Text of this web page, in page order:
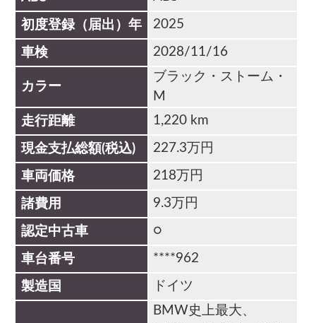
初度登録（届出）年 2025
車検 2028/11/16
カラー
ブラック・ストーム・
M
走行距離
1,220 km
現金支払総額(税込) 227.3万円
車両価格 218万円
諸費用 9.3万円
認定中古車 ○
車台番号 ****962
製造国 ドイツ
BMW史上最大、